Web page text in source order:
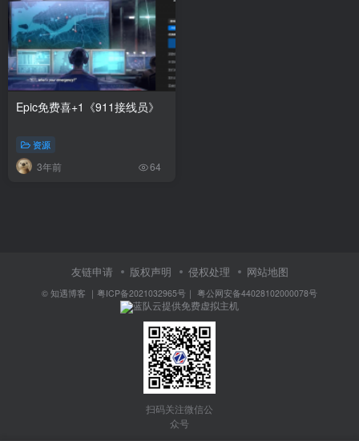
Epic免费喜+1《911接线员》
资源
3年前 64
友链申请 版权声明 侵权处理 网站地图
© 知遇博客 ｜ 粤ICP备2021032965号 ｜ 粤公网安备44028102000078号
蓝队云提供免费虚拟主机
扫码关注微信公
众号